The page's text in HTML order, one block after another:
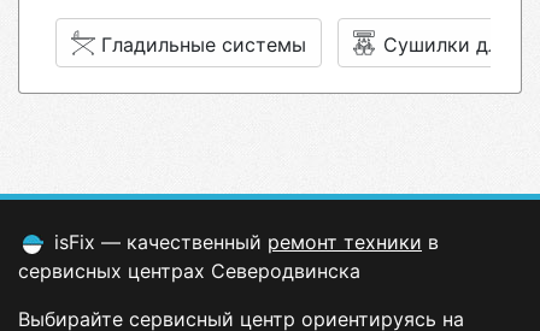
Гладильные системы Сушилки для
isFix — качественный ремонт техники в
сервисных центрах Северодвинска
Выбирайте сервисный центр ориентируясь на